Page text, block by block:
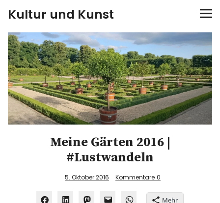
Kultur und Kunst
kultur & kunst
Ausstellungen
Spiele
Konzerte
Museen bei…
Bloggerreisen
Über mich
Meine Gärten 2016 |
#Lustwandeln
5. Oktober 2016 Kommentare 0
Mehr